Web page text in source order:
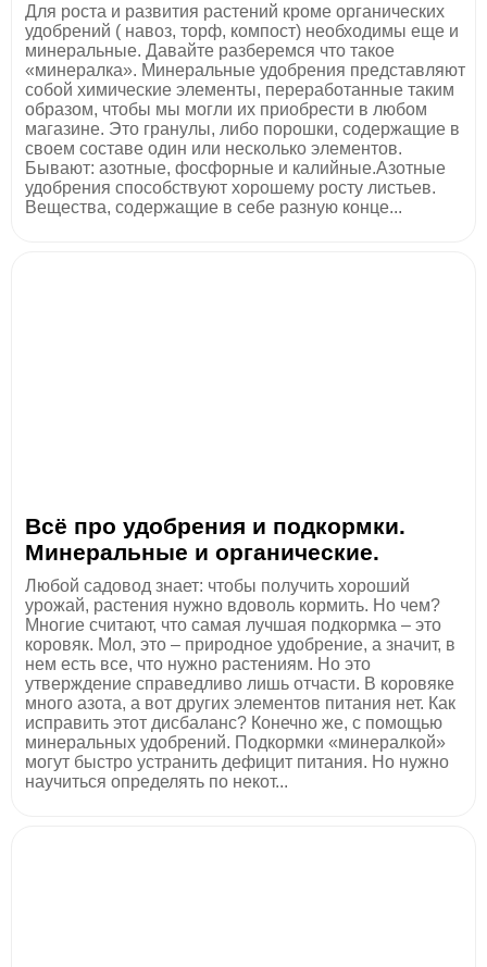
Для роста и развития растений кроме органических
удобрений ( навоз, торф, компост) необходимы еще и
минеральные. Давайте разберемся что такое
«минералка». Минеральные удобрения представляют
собой химические элементы, переработанные таким
образом, чтобы мы могли их приобрести в любом
магазине. Это гранулы, либо порошки, содержащие в
своем составе один или несколько элементов.
Бывают: азотные, фосфорные и калийные.Азотные
удобрения способствуют хорошему росту листьев.
Вещества, содержащие в себе разную конце...
​Всё про удобрения и подкормки.
Минеральные и органические.
Любой садовод знает: чтобы получить хороший
урожай, растения нужно вдоволь кормить. Но чем?
Многие считают, что самая лучшая подкормка – это
коровяк. Мол, это – природное удобрение, а значит, в
нем есть все, что нужно растениям. Но это
утверждение справедливо лишь отчасти. В коровяке
много азота, а вот других элементов питания нет. Как
исправить этот дисбаланс? Конечно же, с помощью
минеральных удобрений. Подкормки «минералкой»
могут быстро устранить дефицит питания. Но нужно
научиться определять по некот...